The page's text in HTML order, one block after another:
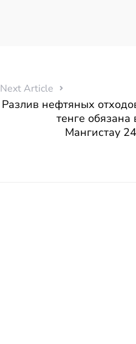
Next Article
Разлив нефтяных
тенге
Мангистау